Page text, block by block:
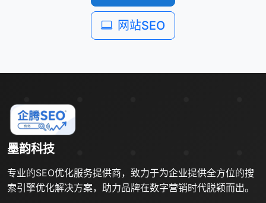
网站SEO
墨韵科技
专业的SEO优化服务提供商，致力于为企业提供全方位的搜
索引擎优化解决方案，助力品牌在数字营销时代脱颖而出。